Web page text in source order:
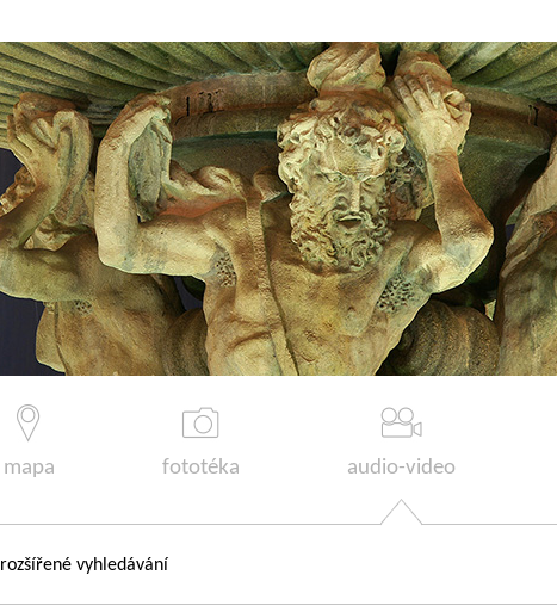
mapa fototéka audio-video
rozšířené vyhledávání